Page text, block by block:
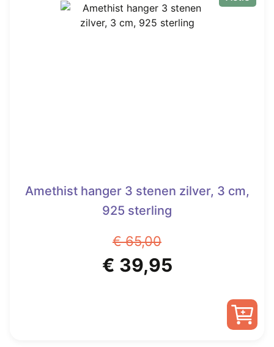
Amethist hanger 3 stenen zilver, 3 cm,
925 sterling
€65,00
Oorspronkelijke
€ 39,95Huidige